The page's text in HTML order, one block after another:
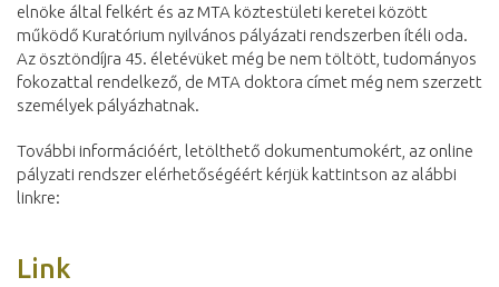
elnöke által felkért és az MTA köztestületi keretei között
működő Kuratórium nyilvános pályázati rendszerben ítéli oda.
Az ösztöndíjra 45. életévüket még be nem töltött, tudományos
fokozattal rendelkező, de MTA doktora címet még nem szerzett
személyek pályázhatnak.
További információért, letölthető dokumentumokért, az online
pályzati rendszer elérhetőségéért kérjük kattintson az alábbi
linkre:
Link